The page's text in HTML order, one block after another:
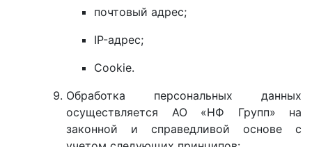
почтовый адрес;
IP-адрес;
Cookie.
Обработка персональных данных
осуществляется АО «НФ Групп» на
законной и справедливой основе с